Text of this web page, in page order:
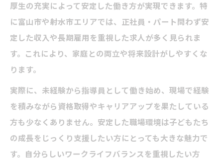
厚生の充実によって安定した働き方が実現できます。特
に富山市や射水市エリアでは、正社員・パート問わず安
定した収入や長期雇用を重視した求人が多く見られま
す。これにより、家庭との両立や将来設計がしやすくな
ります。
実際に、未経験から指導員として働き始め、現場で経験
を積みながら資格取得やキャリアアップを果たしている
方も少なくありません。安定した職場環境は子どもたち
の成長をじっくり支援したい方にとっても大きな魅力で
す。自分らしいワークライフバランスを重視したい方